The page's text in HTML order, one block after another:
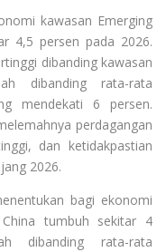
kawasan Emerging
4,5 persen pada 2026.
dibanding kawasan
dibanding rata-rata
mendekati 6 persen.
perdagangan
dan ketidakpastian
2026.
bagi ekonomi
tumbuh sekitar 4
dibanding rata-rata